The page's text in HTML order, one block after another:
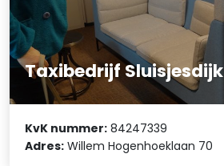
Taxibedrijf Sluisjesdijk
KvK nummer: 84247339
Adres: Willem Hogenhoeklaan 70